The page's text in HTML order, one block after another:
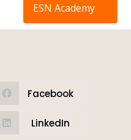
ESN Academy
Facebook
LinkedIn